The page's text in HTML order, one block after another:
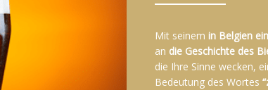
Mit seinem in Belgien
an die Geschichte des
die Ihre Sinne wecken,
Bedeutung des Wortes